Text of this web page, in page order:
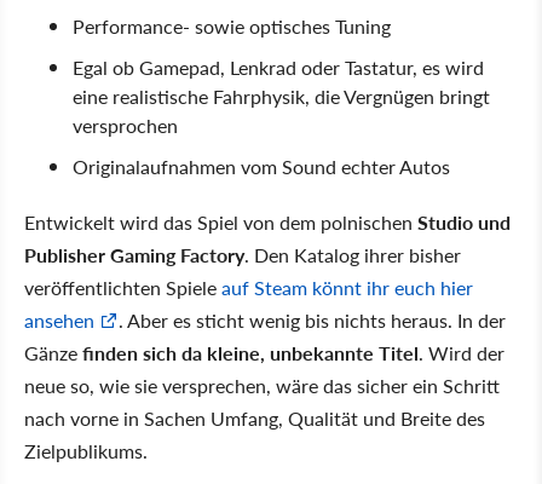
Performance- sowie optisches Tuning
Egal ob Gamepad, Lenkrad oder Tastatur, es wird
eine realistische Fahrphysik, die Vergnügen bringt
versprochen
Originalaufnahmen vom Sound echter Autos
Entwickelt wird das Spiel von dem polnischen Studio und
Publisher Gaming Factory. Den Katalog ihrer bisher
veröffentlichten Spieleauf Steam könnt ihr euch hier
ansehen
. Aber es sticht wenig bis nichts heraus. In der
Gänzefinden sich da kleine, unbekannte Titel. Wird der
neue so, wie sie versprechen, wäre das sicher ein Schritt
nach vorne in Sachen Umfang, Qualität und Breite des
Zielpublikums.